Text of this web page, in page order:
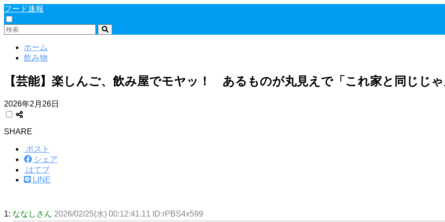
フード速報
ホーム
飲み物
【芸能】楽しんご、飲み屋でモヤッ！ あるものが丸見えで「これ家と同じじ
2026年2月26日
SHARE
ポスト
シェア
はてブ
LINE
1: ななしさん 2026/02/25(水) 00:12:41.11 ID:rPBS4x599